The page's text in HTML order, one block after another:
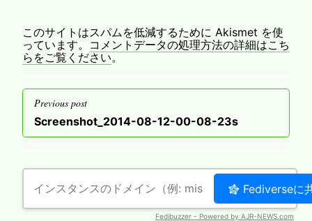
このサイトはスパムを低減するために Akismet を使
っています。 コメントデータの処理方法の詳細はこち
らをご覧ください。
投
稿
ナ
ゲ
ー
シ
Previous post
Previous
Screenshot_2014-08-12-00-08-23s